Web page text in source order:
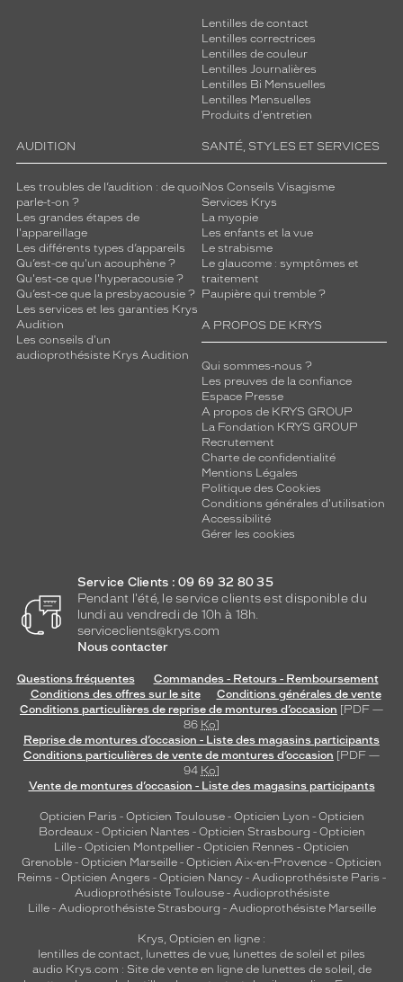
Lentilles de contact
Lentilles correctrices
Lentilles de couleur
Lentilles Journalières
Lentilles Bi Mensuelles
Lentilles Mensuelles
Produits d'entretien
AUDITION
Les troubles de l’audition : de quoi
parle-t-on ?
Les grandes étapes de
l'appareillage
Les différents types d’appareils
Qu’est-ce qu'un acouphène ?
Qu'est-ce que l'hyperacousie ?
Qu’est-ce que la presbyacousie ?
Les services et les garanties Krys
Audition
Les conseils d'un
audioprothésiste Krys Audition
SANTÉ, STYLES ET SERVICES
Nos Conseils Visagisme
Services Krys
La myopie
Les enfants et la vue
Le strabisme
Le glaucome : symptômes et
traitement
Paupière qui tremble ?
A PROPOS DE KRYS
Qui sommes-nous ?
Les preuves de la confiance
Espace Presse
A propos de KRYS GROUP
La Fondation KRYS GROUP
Recrutement
Charte de confidentialité
Mentions Légales
Politique des Cookies
Conditions générales d'utilisation
Accessibilité
Gérer les cookies
Service Clients : 09 69 32 80 35
Pendant l'été, le service clients est disponible du
lundi au vendredi de 10h à 18h.
serviceclients@krys.com
Nous contacter
Questions fréquentes
Commandes - Retours - Remboursement
Conditions des offres sur le site
Conditions générales de vente
Conditions particulières de reprise de montures d’occasion [PDF —
86 Ko]
Reprise de montures d’occasion - Liste des magasins participants
Conditions particulières de vente de montures d’occasion [PDF —
94 Ko]
Vente de montures d’occasion - Liste des magasins participants
Opticien Paris - Opticien Toulouse- Opticien Lyon - Opticien
Bordeaux- Opticien Nantes - Opticien Strasbourg - Opticien
Lille - Opticien Montpellier - Opticien Rennes - Opticien
Grenoble - Opticien Marseille - Opticien Aix-en-Provence - Opticien
Reims - Opticien Angers - Opticien Nancy - Audioprothésiste Paris -
Audioprothésiste Toulouse- Audioprothésiste
Lille- Audioprothésiste Strasbourg - Audioprothésiste Marseille
Krys, Opticien en ligne :
lentilles de contact, lunettes de vue, lunettes de soleil et piles
audio Krys.com : Site de vente en ligne de lunettes de soleil, de